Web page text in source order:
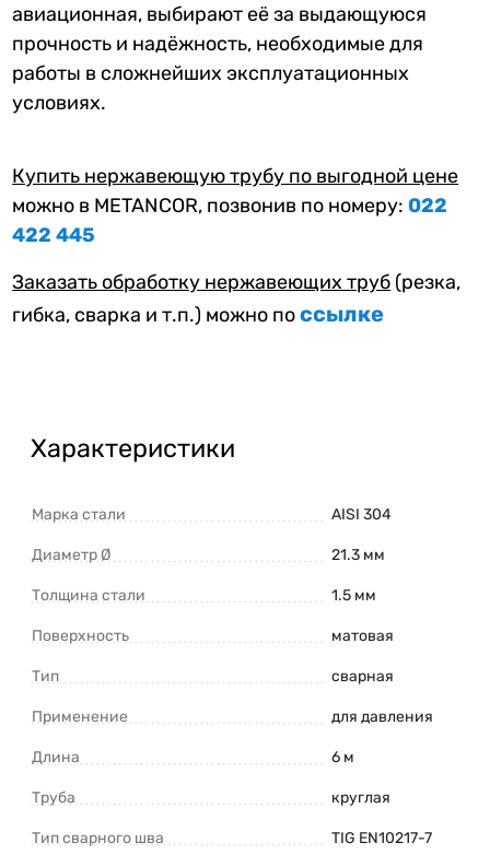
авиационная, выбирают её за выдающуюся
прочность и надёжность, необходимые для
работы в сложнейших эксплуатационных
условиях.
Купить нержавеющую трубу по выгодной цене
можно в METANCOR, позвонив по номеру: 022
422 445
Заказать обработку нержавеющих труб (резка,
гибка, сварка и т.п.) можно поссылке
Характеристики
Марка стали AISI 304
Диаметр Ø 21.3 мм
Толщина стали 1.5 мм
Поверхность матовая
Тип сварная
Применение для давления
Длина 6 м
Труба круглая
Тип сварного шва TIG EN10217-7